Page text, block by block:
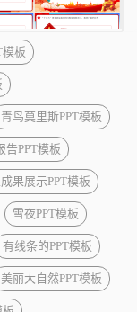
模板
青鸟莫里斯PPT模板
告PPT模板
果展示PPT模板
雪夜PPT模板
有线条的PPT模板
美丽大自然PPT模板